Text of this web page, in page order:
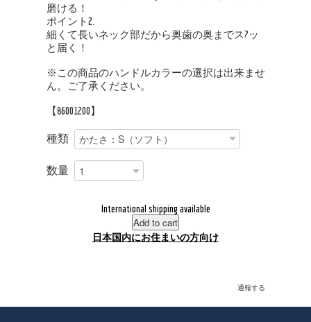
磨ける！
ポイント2.
細くて長いネック部だから奥歯の奥までス?ッ
と届く！
※この商品のハンドルカラーの選択は出来ませ
ん。ご了承ください。
【86001200】
種類
数量
International shipping available
Add to cart
日本国内にお住まいの方向け
通報する